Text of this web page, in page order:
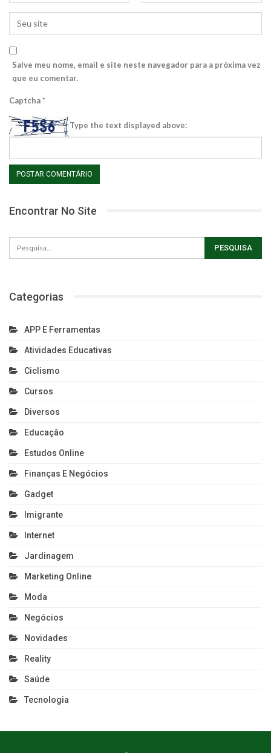
Salve meu nome, email e site neste navegador para a próxima vez
que eu comentar.
Captcha*
Type the text displayed above:
Encontrar No Site
Categorias
APP E Ferramentas
Atividades Educativas
Ciclismo
Cursos
Diversos
Educação
Estudos Online
Finanças E Negócios
Gadget
Imigrante
Internet
Jardinagem
Marketing Online
Moda
Negócios
Novidades
Reality
Saúde
Tecnologia